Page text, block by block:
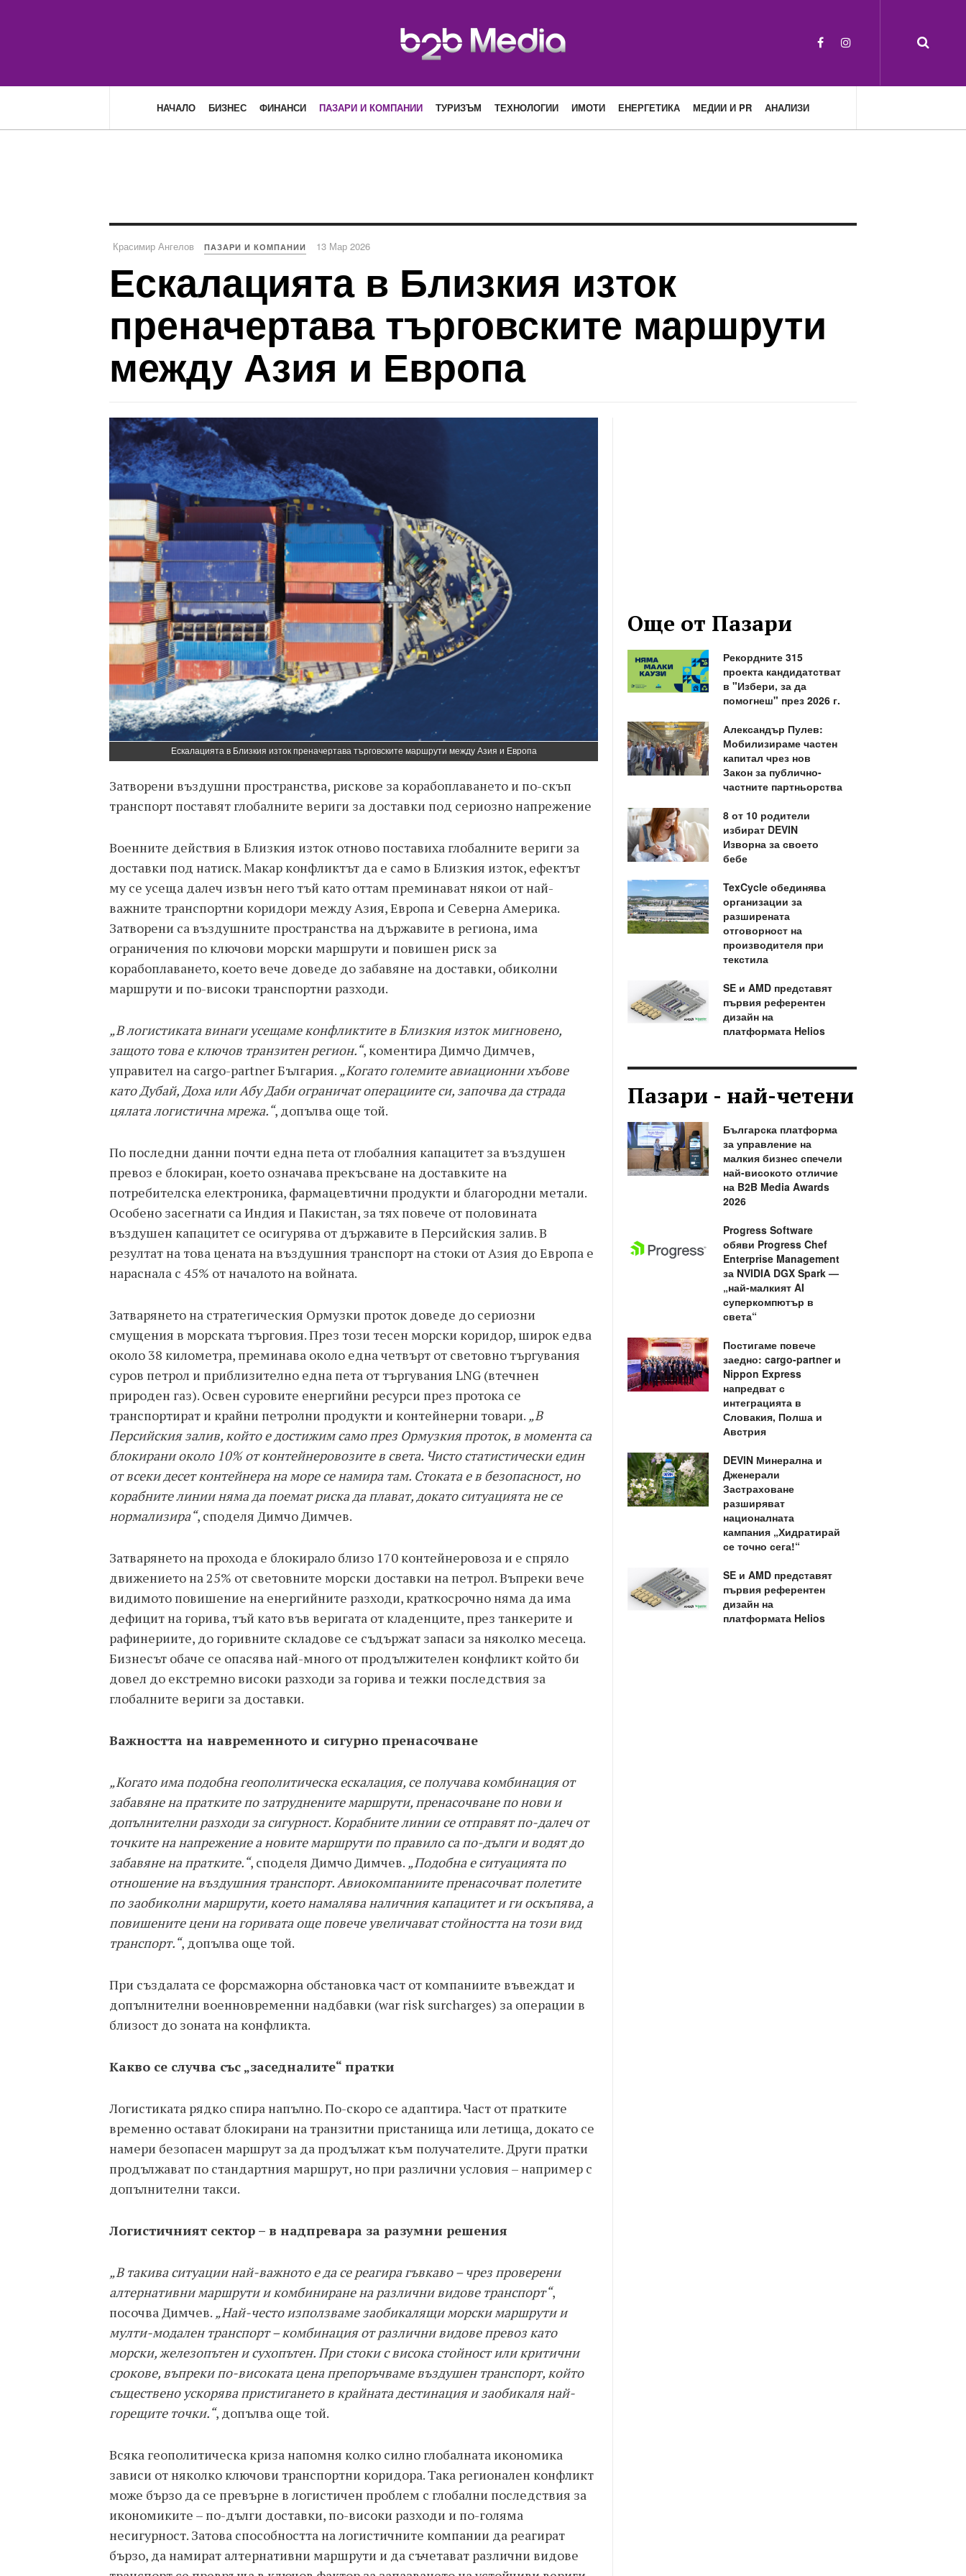
НАЧАЛО БИЗНЕС ФИНАНСИ ПАЗАРИ И КОМПАНИИ ТУРИЗЪМ ТЕХНОЛОГИИ ИМОТИ ЕНЕРГЕТИКА МЕДИИ И PR АНАЛИЗИ
Красимир Ангелов ПАЗАРИ И КОМПАНИИ 13 Мар 2026
Ескалацията в Близкия изток
преначертава търговските маршрути
между Азия и Европа
Ескалацията в Близкия изток преначертава търговските маршрути между Азия и Европа
Затворени въздушни пространства, рискове за корабоплаването и по-скъп
транспорт поставят глобалните вериги за доставки под сериозно напрежение
Военните действия в Близкия изток отново поставиха глобалните вериги за
доставки под натиск. Макар конфликтът да е само в Близкия изток, ефектът
му се усеща далеч извън него тъй като оттам преминават някои от най-
важните транспортни коридори между Азия, Европа и Северна Америка.
Затворени са въздушните пространства на държавите в региона, има
ограничения по ключови морски маршрути и повишен риск за
корабоплаването, което вече доведе до забавяне на доставки, обиколни
маршрути и по-високи транспортни разходи.
„В логистиката винаги усещаме конфликтите в Близкия изток мигновено,
защото това е ключов транзитен регион.“, коментира Димчо Димчев,
управител на cargo-partner България. „Когато големите авиационни хъбове
като Дубай, Доха или Абу Даби ограничат операциите си, започва да страда
цялата логистична мрежа.“, допълва още той.
По последни данни почти една пета от глобалния капацитет за въздушен
превоз е блокиран, което означава прекъсване на доставките на
потребителска електроника, фармацевтични продукти и благородни метали.
Особено засегнати са Индия и Пакистан, за тях повече от половината
въздушен капацитет се осигурява от държавите в Персийския залив. В
резултат на това цената на въздушния транспорт на стоки от Азия до Европа е
нараснала с 45% от началото на войната.
Затварянето на стратегическия Ормузки проток доведе до сериозни
смущения в морската търговия. През този тесен морски коридор, широк едва
около 38 километра, преминава около една четвърт от световно търгувания
суров петрол и приблизително една пета от търгувания LNG (втечнен
природен газ). Освен суровите енергийни ресурси през протока се
транспортират и крайни петролни продукти и контейнерни товари. „В
Персийския залив, който е достижим само през Ормузкия проток, в момента са
блокирани около 10% от контейнеровозите в света. Чисто статистически един
от всеки десет контейнера на море се намира там. Стоката е в безопасност, но
корабните линии няма да поемат риска да плават, докато ситуацията не се
нормализира“, споделя Димчо Димчев.
Затварянето на прохода е блокирало близо 170 контейнеровоза и е спряло
движението на 25% от световните морски доставки на петрол. Въпреки вече
видимото повишение на енергийните разходи, краткосрочно няма да има
дефицит на горива, тъй като във веригата от кладенците, през танкерите и
рафинериите, до горивните складове се съдържат запаси за няколко месеца.
Бизнесът обаче се опасява най-много от продължителен конфликт който би
довел до екстремно високи разходи за горива и тежки последствия за
глобалните вериги за доставки.
Важността на навременното и сигурно пренасочване
„Когато има подобна геополитическа ескалация, се получава комбинация от
забавяне на пратките по затруднените маршрути, пренасочване по нови и
допълнителни разходи за сигурност. Корабните линии се отправят по-далеч от
точките на напрежение а новите маршрути по правило са по-дълги и водят до
забавяне на пратките.“, споделя Димчо Димчев. „Подобна е ситуацията по
отношение на въздушния транспорт. Авиокомпаниите пренасочват полетите
по заобиколни маршрути, което намалява наличния капацитет и ги оскъпява, а
повишените цени на горивата още повече увеличават стойността на този вид
транспорт.“, допълва още той.
При създалата се форсмажорна обстановка част от компаниите въвеждат и
допълнителни военновременни надбавки (war risk surcharges) за операции в
близост до зоната на конфликта.
Какво се случва със „заседналите“ пратки
Логистиката рядко спира напълно. По-скоро се адаптира. Част от пратките
временно остават блокирани на транзитни пристанища или летища, докато се
намери безопасен маршрут за да продължат към получателите. Други пратки
продължават по стандартния маршрут, но при различни условия – например с
допълнителни такси.
Логистичният сектор – в надпревара за разумни решения
„В такива ситуации най-важното е да се реагира гъвкаво – чрез проверени
алтернативни маршрути и комбиниране на различни видове транспорт“,
посочва Димчев. „Най-често използваме заобикалящи морски маршрути и
мулти-модален транспорт – комбинация от различни видове превоз като
морски, железопътен и сухопътен. При стоки с висока стойност или критични
срокове, въпреки по-високата цена препоръчваме въздушен транспорт, който
съществено ускорява пристигането в крайната дестинация и заобикаля най-
горещите точки.“, допълва още той.
Всяка геополитическа криза напомня колко силно глобалната икономика
зависи от няколко ключови транспортни коридора. Така регионален конфликт
може бързо да се превърне в логистичен проблем с глобални последствия за
икономиките – по-дълги доставки, по-високи разходи и по-голяма
несигурност. Затова способността на логистичните компании да реагират
бързо, да намират алтернативни маршрути и да съчетават различни видове
Още от Пазари
Рекордните 315
проекта кандидатстват
в "Избери, за да
помогнеш" през 2026 г.
Александър Пулев:
Мобилизираме частен
капитал чрез нов
Закон за публично-
частните партньорства
8 от 10 родители
избират DEVIN
Изворна за своето
бебе
TexCycle обединява
организации за
разширената
отговорност на
производителя при
текстила
SE и AMD представят
първия референтен
дизайн на
платформата Helios
Пазари - най-четени
Българска платформа
за управление на
малкия бизнес спечели
най-високото отличие
на B2B Media Awards
2026
Progress Software
обяви Progress Chef
Enterprise Management
за NVIDIA DGX Spark —
„най-малкият AI
суперкомпютър в
света“
Постигаме повече
заедно: cargo-partner и
Nippon Express
напредват с
интеграцията в
Словакия, Полша и
Австрия
DEVIN Минерална и
Дженерали
Застраховане
разширяват
националната
кампания „Хидратирай
се точно сега!“
SE и AMD представят
първия референтен
дизайн на
платформата Helios